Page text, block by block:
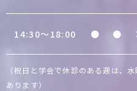
14:30〜18:00 ● ●
（祝日と学会で休診のある週は、
あります）